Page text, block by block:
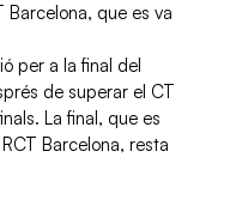
Barcelona, que es va
per a la final del
de superar el CT
La final, que es
Barcelona, resta